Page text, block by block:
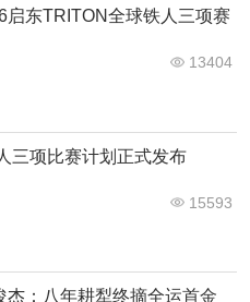
启东TRITON全球铁人三项赛
13404
三项比赛计划正式发布
15593
杰：八年耕犁终摘全运首金